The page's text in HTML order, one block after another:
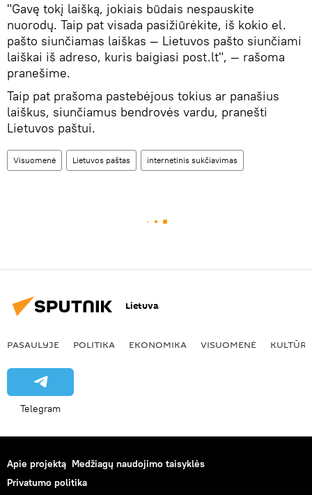
"Gavę tokį laišką, jokiais būdais nespauskite
nuorodų. Taip pat visada pasižiūrėkite, iš kokio el.
pašto siunčiamas laiškas — Lietuvos pašto siunčiami
laiškai iš adreso, kuris baigiasi post.lt", — rašoma
pranešime.
Taip pat prašoma pastebėjous tokius ar panašius
laiškus, siunčiamus bendrovės vardu, pranešti
Lietuvos paštui.
Visuomenė Lietuvos paštas internetinis sukčiavimas
Lietuva
PASAULYJE POLITIKA EKONOMIKA VISUOMENĖ KULTŪRA
Telegram
Apie projektą Medžiagų naudojimo taisyklės
Privatumo politika